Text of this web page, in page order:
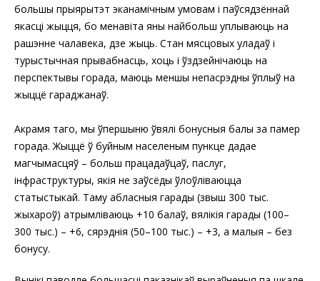
большы прыярытэт эканамічным умовам і паўсядзённай
якасці жыцця, бо менавіта яны найбольш уплываюць на
рашэнне чалавека, дзе жыць. Стан мясцовых уладаў і
турыстычная прывабнасць, хоць і ўздзейнічаюць на
перспектывы горада, маюць меншы непасрэдны ўплыў на
жыццё гараджанаў.
Акрамя таго, мы ўпершыню ўвялі бонусныя балы за памер
горада. Жыццё ў буйным населеным пункце дадае
магчымасцяў – больш працадаўцаў, паслуг,
інфраструктуры, якія не заўсёды ўлоўліваюцца
статыстыкай. Таму абласныя гарады (звыш 300 тыс.
жыхароў) атрымліваюць +10 балаў, вялікія гарады (100–
300 тыс.) – +6, сярэднія (50–100 тыс.) – +3, а малыя – без
бонусу.